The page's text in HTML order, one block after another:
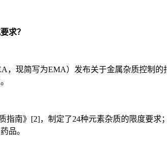
求？
现简写为EMA）发布关于金属杂质控制的
南》[2]，制定了24种元素杂质的限度要求
品。